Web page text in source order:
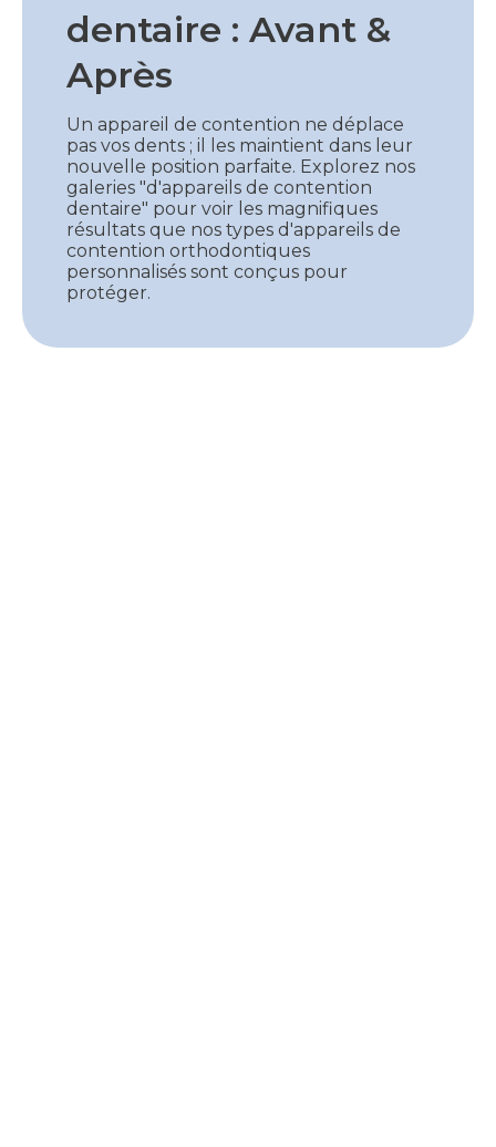
dentaire : Avant &
Après
Un appareil de contention ne déplace
pas vos dents ; il les maintient dans leur
nouvelle position parfaite. Explorez nos
galeries "d'appareils de contention
dentaire" pour voir les magnifiques
résultats que nos types d'appareils de
contention orthodontiques
personnalisés sont conçus pour
protéger.